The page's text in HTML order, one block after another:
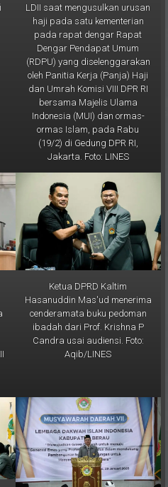
haji pada satu kementerian
pada rapat dengar Rapat
Dengar Pendapat Umum
(RDPU) yang diselenggarakan
oleh Panitia Kerja (Panja) Haji
dan Umrah Komisi VIII DPR RI
bersama Majelis Ulama
Indonesia (MUI) dan ormas-
ormas Islam, pada Rabu
(19/2) di Gedung DPR RI,
Jakarta. Foto: LINES
Ketua DPRD Kaltim
Hasanuddin Mas'ud menerima
cenderamata buku pedoman
ibadah dari Prof. Krishna P
Candra usai audiensi. Foto:
Aqib/LINES